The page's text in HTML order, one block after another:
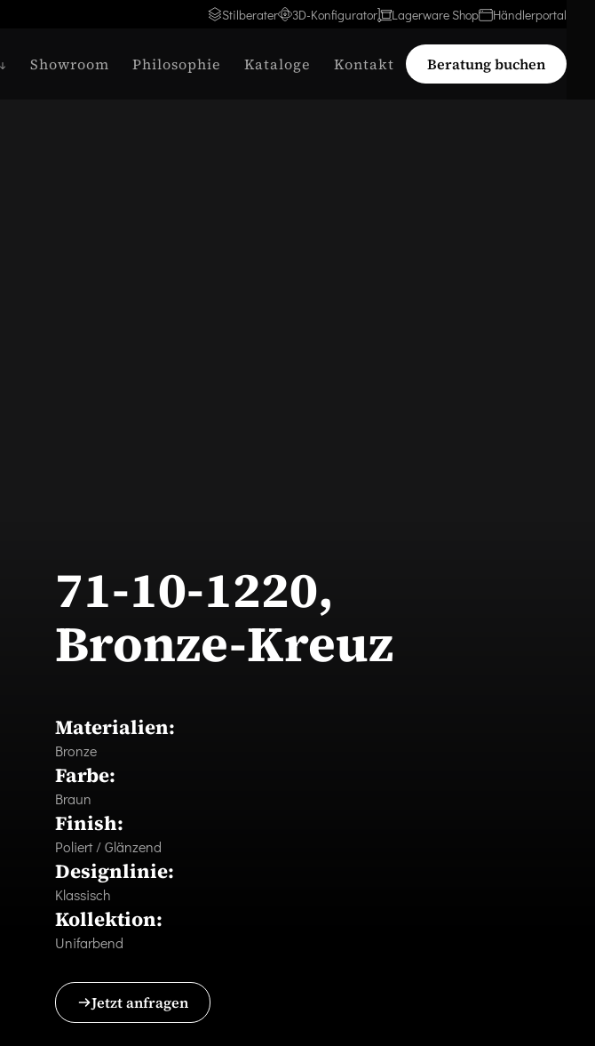
Stilberater 3D-Konfigurator Lagerware Shop Händlerportal
Showroom Philosophie Kataloge Kontakt Beratung buchen
71-10-1220,
Bronze-Kreuz
Materialien:
Bronze
Farbe:
Braun
Finish:
Poliert / Glänzend
Designlinie:
Klassisch
Kollektion:
Unifarbend
Jetzt anfragen